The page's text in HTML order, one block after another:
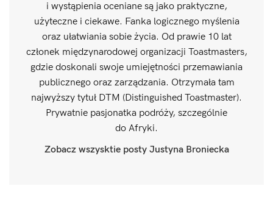
i wystąpienia oceniane są jako praktyczne,
użyteczne i ciekawe. Fanka logicznego myślenia
oraz ułatwiania sobie życia. Od prawie 10 lat
członek międzynarodowej organizacji Toastmasters,
gdzie doskonali swoje umiejętności przemawiania
publicznego oraz zarządzania. Otrzymała tam
najwyższy tytuł DTM (Distinguished Toastmaster).
Prywatnie pasjonatka podróży, szczególnie
do Afryki.
Zobacz wszysktie posty Justyna Broniecka